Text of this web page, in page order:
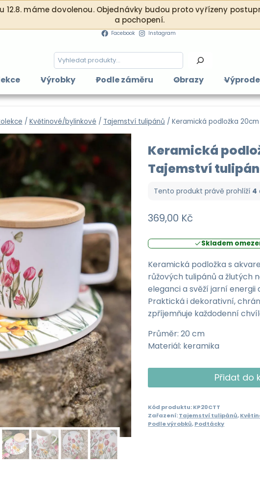
12.8. máme dovolenou. Objednávky budou proto vyřízeny
a pochopení.
Facebook Instagram
Hledání
Výrobky Podle záměru Obrazy
/ Květinové/bylinkové / Tajemství tulipánů / Keramická podložka
Keramická
Tajemství
Tento produkt právě prohlíží 4
369,00 Kč
Skladem
Keramická podložka s
růžových tulipánů a žlutých
eleganci a svěží jarní energii
Praktická i dekorativní,
zpříjemňuje každodenní
Průměr: 20 cm
Materiál: keramika
podložka
-
Tajemství
Přidat do
Kód produktu:KP20CTT
Zařazení:Tajemství tulipánů,
Podle výrobků,Podtácky